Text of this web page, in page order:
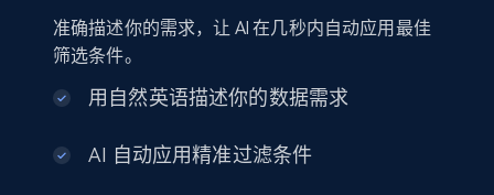
Seller id, URL, Seller name, Description, Detailed
准确描述你的需求，让 AI 在几秒内自动应用最佳
筛选条件。
用自然英语描述你的数据需求
AI 自动应用精准过滤条件